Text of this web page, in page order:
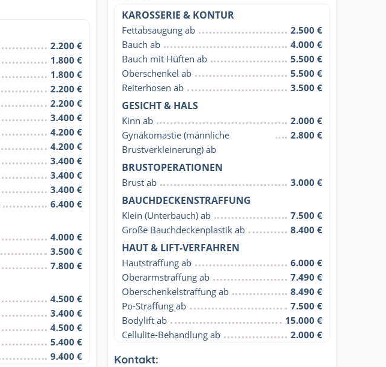
2.200 €
1.800 €
1.800 €
2.200 €
2.200 €
3.400 €
4.200 €
4.200 €
3.400 €
3.400 €
3.400 €
6.400 €
4.000 €
3.500 €
7.800 €
4.500 €
3.400 €
4.500 €
5.400 €
9.400 €
KAROSSERIE & KONTUR
Fettabsaugung ab
2.500 €
Bauch ab
4.000 €
Bauch mit Hüften ab
5.500 €
Oberschenkel ab
5.500 €
Reiterhosen ab
3.500 €
GESICHT & HALS
Kinn ab
2.000 €
Gynäkomastie (männliche
Brustverkleinerung) ab
2.800 €
BRUSTOPERATIONEN
Brust ab 3.000 €
BAUCHDECKENSTRAFFUNG
Klein (Unterbauch) ab
7.500 €
Große Bauchdeckenplastik ab
8.400 €
HAUT & LIFT-VERFAHREN
Hautstraffung ab
6.000 €
Oberarmstraffung ab
7.490 €
Oberschenkelstraffung ab
8.490 €
Po-Straffung ab
7.500 €
Bodylift ab
15.000 €
Cellulite-Behandlung ab
2.000 €
Kontakt: